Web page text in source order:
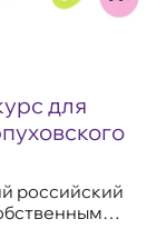
для
российский